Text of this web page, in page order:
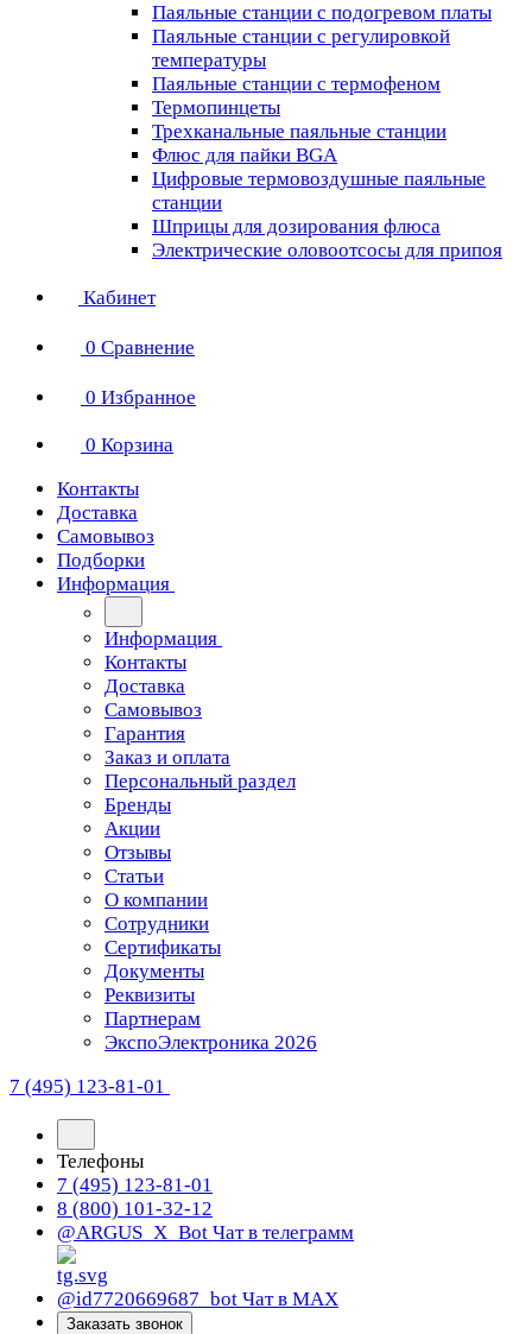
Паяльные станции с подогревом платы
Паяльные станции с регулировкой
температуры
Паяльные станции с термофеном
Термопинцеты
Трехканальные паяльные станции
Флюс для пайки BGA
Цифровые термовоздушные паяльные
станции
Шприцы для дозирования флюса
Электрические оловоотсосы для припоя
Кабинет
0 Сравнение
0 Избранное
0 Корзина
Контакты
Доставка
Самовывоз
Подборки
Информация
Информация
Контакты
Доставка
Самовывоз
Гарантия
Заказ и оплата
Персональный раздел
Бренды
Акции
Отзывы
Статьи
О компании
Сотрудники
Сертификаты
Документы
Реквизиты
Партнерам
ЭкспоЭлектроника 2026
7 (495) 123-81-01
Телефоны
7 (495) 123-81-01
8 (800) 101-32-12
@ARGUS_X_Bot Чат в телеграмм
@id7720669687_bot Чат в МАХ
Заказать звонок